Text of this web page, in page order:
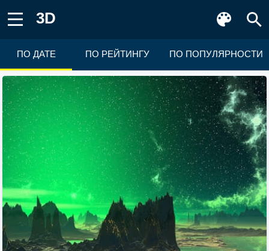
3D
ПО ДАТЕ ПО РЕЙТИНГУ ПО ПОПУЛЯРНОСТИ